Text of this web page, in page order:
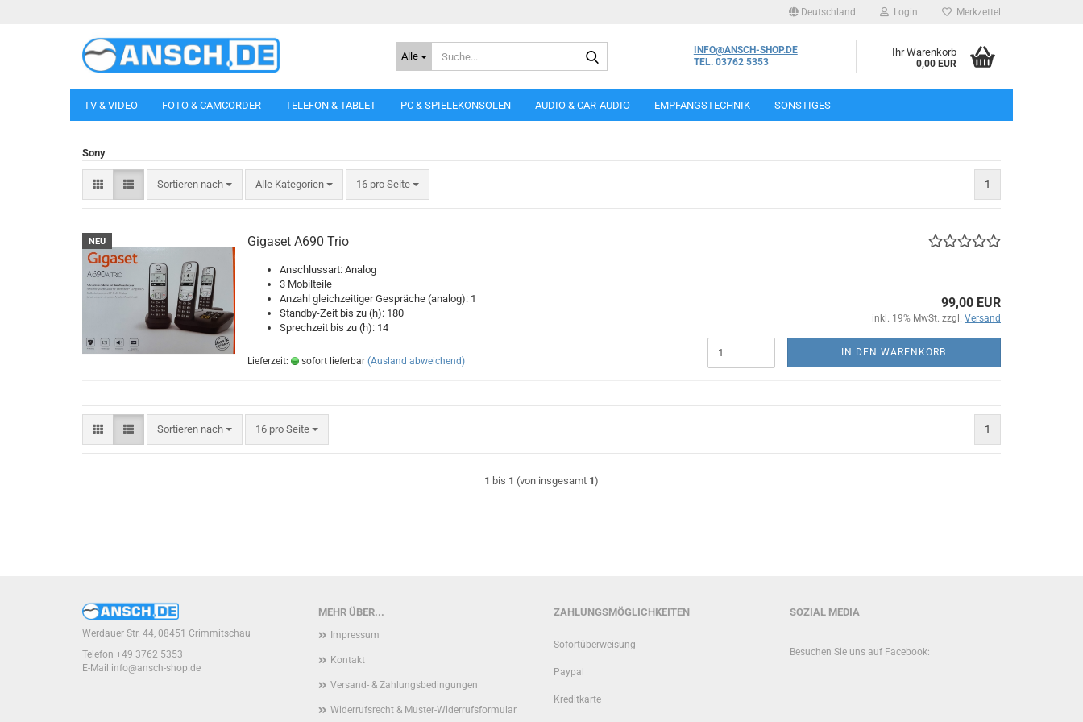
Deutschland Login Merkzettel
Alle
INFO@ANSCH-SHOP.DE
TEL. 03762 5353
Ihr Warenkorb
0,00 EUR
TV & VIDEO FOTO & CAMCORDER TELEFON & TABLET PC & SPIELEKONSOLEN AUDIO & CAR-AUDIO EMPFANGSTECHNIK SONSTIGES
Sony
Sortieren nach
Sortieren nach Alle Kategorien 16 pro Seite
pro Seite 1
NEU Gigaset A690 Trio
Anschlussart: Analog
3 Mobilteile
Anzahl gleichzeitiger Gespräche (analog): 1
Standby-Zeit bis zu (h): 180
Sprechzeit bis zu (h): 14
Lieferzeit: sofort lieferbar (Ausland abweichend)
99,00 EUR
inkl. 19% MwSt. zzgl. Versand
IN DEN WARENKORB
Sortieren nach
Sortieren nach 16 pro Seite
pro Seite 1
1 bis 1 (von insgesamt 1)
MEHR ÜBER...
Impressum
Kontakt
Versand- & Zahlungsbedingungen
Widerrufsrecht & Muster-Widerrufsformular
ZAHLUNGSMÖGLICHKEITEN
Sofortüberweisung
Paypal
Kreditkarte
SOZIAL MEDIA
Besuchen Sie uns auf Facebook:
Werdauer Str. 44, 08451 Crimmitschau
Telefon +49 3762 5353
E-Mail info@ansch-shop.de